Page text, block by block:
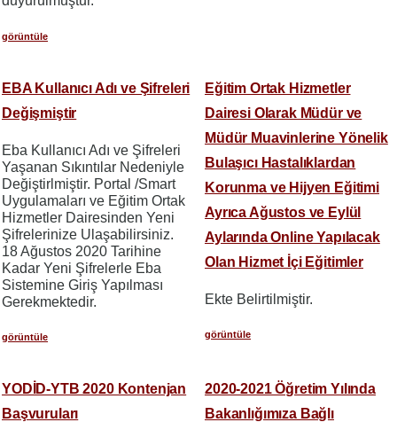
görüntüle
EBA Kullanıcı Adı ve Şifreleri
Değişmiştir
Eba Kullanıcı Adı ve Şifreleri
Yaşanan Sıkıntılar Nedeniyle
Değiştirlmiştir. Portal /Smart
Uygulamaları ve Eğitim Ortak
Hizmetler Dairesinden Yeni
Şifrelerinize Ulaşabilirsiniz.
18 Ağustos 2020 Tarihine
Kadar Yeni Şifrelerle Eba
Sistemine Giriş Yapılması
Gerekmektedir.
görüntüle
Eğitim Ortak Hizmetler
Dairesi Olarak Müdür ve
Müdür Muavinlerine Yönelik
Bulaşıcı Hastalıklardan
Korunma ve Hijyen Eğitimi
Ayrıca Ağustos ve Eylül
Aylarında Online Yapılacak
Olan Hizmet İçi Eğitimler
Ekte Belirtilmiştir.
görüntüle
YODİD-YTB 2020 Kontenjan
Başvuruları
2020-2021 Öğretim Yılında
Bakanlığımıza Bağlı